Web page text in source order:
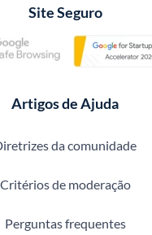
Site Seguro
Artigos de Ajuda
da comunidade
Critérios de moderação
Perguntas frequentes